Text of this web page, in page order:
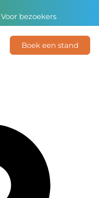
Voor bezoekers
Boek een stand